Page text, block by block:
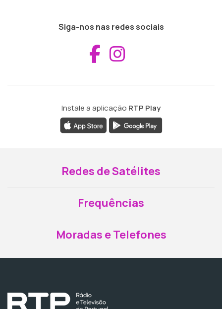
Siga-nos nas redes sociais
Aceder ao
Instale a aplicação RTP Play
Redes de Satélites
Frequências
Moradas e Telefones